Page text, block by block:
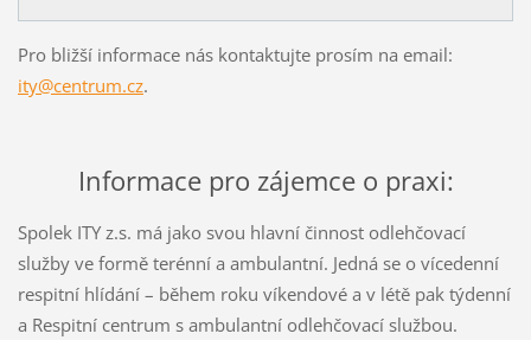
Pro bližší informace nás kontaktujte prosím na email:
ity@centrum.cz.
Informace pro zájemce o praxi:
Spolek ITY z.s. má jako svou hlavní činnost odlehčovací
služby ve formě terénní a ambulantní. Jedná se o vícedenní
respitní hlídání – během roku víkendové a v létě pak týdenní
a Respitní centrum s ambulantní odlehčovací službou.